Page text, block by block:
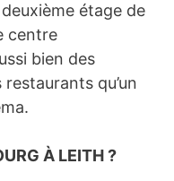
étage de
centre
bien des
qu’un
À LEITH ?